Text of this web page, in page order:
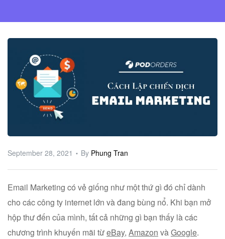
September 28, 2021 By Phung Tran
Email Marketing có vẻ giống như một thứ gì đó chỉ dành
cho các công ty internet lớn và đang bùng nổ. Khi bạn mở
hộp thư đến của mình, tất cả những gì bạn thấy là các
chương trình khuyến mãi từeBay, Amazon vàGoogle.